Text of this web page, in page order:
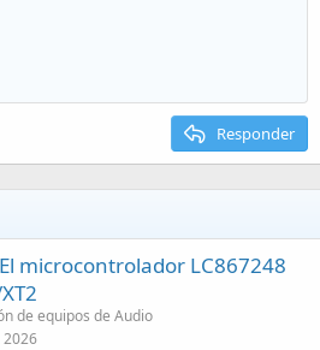
Responder
microcontrolador LC867248
de equipos de Audio
2026